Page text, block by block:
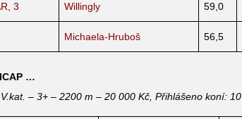
3 Willingly 59,0
Michaela-Hruboš 56,5
…
– 3+ – 2200 m – 20 000 Kč, Přihlášeno koní: 10